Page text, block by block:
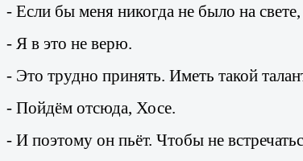
- Если бы меня никогда не было на
- Я в это не верю.
- Это трудно принять. Иметь такой
- Пойдём отсюда, Хосе.
- И поэтому он пьёт. Чтобы не